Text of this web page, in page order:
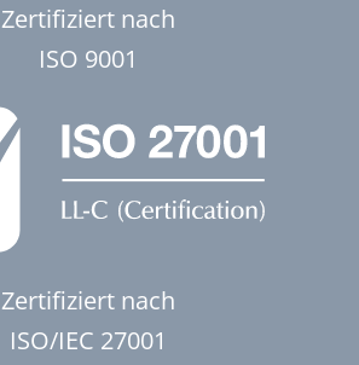
Zertifiziert nach
ISO 9001
Zertifiziert nach
ISO/IEC 27001